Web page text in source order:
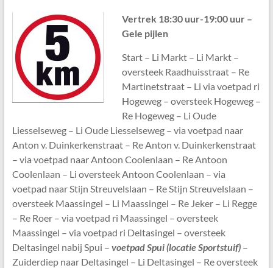
Vertrek 18:30 uur-19:00 uur –
Gele pijlen
Start – Li Markt – Li Markt –
oversteek Raadhuisstraat – Re
Martinetstraat – Li via voetpad ri
Hogeweg – oversteek Hogeweg –
Re Hogeweg – Li Oude
Liesselseweg – Li Oude Liesselseweg – via voetpad naar
Anton v. Duinkerkenstraat – Re Anton v. Duinkerkenstraat
– via voetpad naar Antoon Coolenlaan – Re Antoon
Coolenlaan – Li oversteek Antoon Coolenlaan – via
voetpad naar Stijn Streuvelslaan – Re Stijn Streuvelslaan –
oversteek Maassingel – Li Maassingel – Re Jeker – Li Regge
– Re Roer – via voetpad ri Maassingel – oversteek
Maassingel – via voetpad ri Deltasingel – oversteek
Deltasingel nabij Spui – voetpad Spui(locatie Sportstuif)–
Zuiderdiep naar Deltasingel – Li Deltasingel – Re oversteek